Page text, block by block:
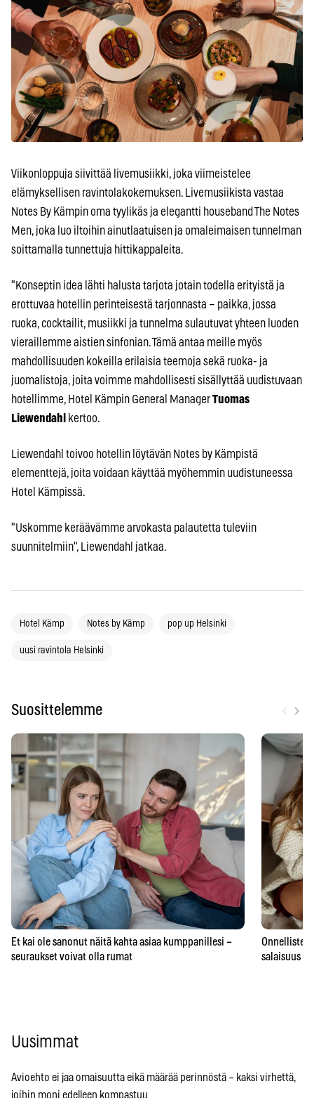
Viikonloppuja siivittää livemusiikki, joka viimeistelee
elämyksellisen ravintolakokemuksen. Livemusiikista vastaa
Notes By Kämpin oma tyylikäs ja elegantti houseband The Notes
Men, joka luo iltoihin ainutlaatuisen ja omaleimaisen tunnelman
soittamalla tunnettuja hittikappaleita.
"Konseptin idea lähti halusta tarjota jotain todella erityistä ja
erottuvaa hotellin perinteisestä tarjonnasta – paikka, jossa
ruoka, cocktailit, musiikki ja tunnelma sulautuvat yhteen luoden
vieraillemme aistien sinfonian. Tämä antaa meille myös
mahdollisuuden kokeilla erilaisia teemoja sekä ruoka- ja
juomalistoja, joita voimme mahdollisesti sisällyttää uudistuvaan
hotellimme, Hotel Kämpin General ManagerTuomas
Liewendahl kertoo.
Liewendahl toivoo hotellin löytävän Notes by Kämpistä
elementtejä, joita voidaan käyttää myöhemmin uudistuneessa
Hotel Kämpissä.
"Uskomme keräävämme arvokasta palautetta tuleviin
suunnitelmiin", Liewendahl jatkaa.
Hotel Kämp Notes by Kämp pop up Helsinki
uusi ravintola Helsinki
Suosittelemme ›
Et kai ole sanonut näitä kahta asiaa kumppanillesi –
seuraukset voivat olla rumat
Onnellisten
salaisuus –
Uusimmat
Avioehto ei jaa omaisuutta eikä määrää perinnöstä – kaksi virhettä,
joihin moni edelleen kompastuu